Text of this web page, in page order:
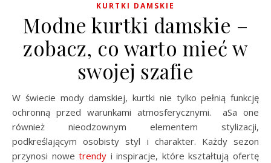
KURTKI DAMSKIE
Modne kurtki damskie –
zobacz, co warto mieć w
swojej szafie
W świecie mody damskiej, kurtki nie tylko pełnią funkcję
ochronną przed warunkami atmosferycznymi. aSa one
również nieodzownym elementem stylizacji,
podkreślającym osobisty styl i charakter. Każdy sezon
przynosi nowetrendy i inspiracje, które kształtują ofertę